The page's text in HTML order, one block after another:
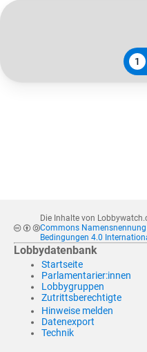
1
Die Inhalte von
Commons
Bedingungen 4.0
Lobbydatenbank
Startseite
Parlamentarier:innen
Lobbygruppen
Zutrittsberechtigte
Hinweise melden
Datenexport
Technik